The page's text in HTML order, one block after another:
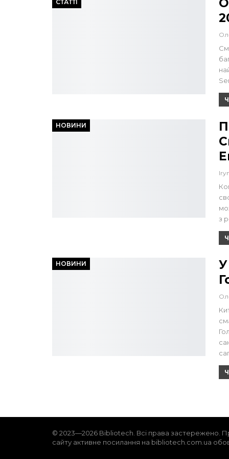
СТАТТІ
НОВИНИ
з
НОВИНИ
© 2023—2026 Bibliotech. Всі права застережено.
сайту активне посилання на bibliotech.com.ua